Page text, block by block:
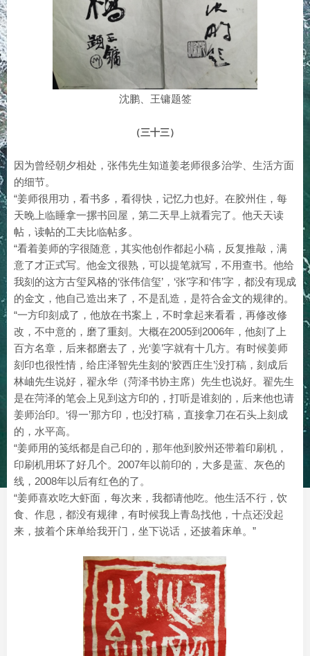
沈鹏、王镛题签
（三十三）
因为曾经朝夕相处，张伟先生知道姜老师很多治学、生活方面
的细节。
“姜师很用功，看书多，看得快，记忆力也好。在胶州住，每
天晚上临睡拿一摞书回屋，第二天早上就看完了。他天天读
帖，读帖的工夫比临帖多。
“看着姜师的字很随意，其实他创作都起小稿，反复推敲，满
意了才正式写。他金文很熟，可以提笔就写，不用查书。他给
我刻的这方古玺风格的‘张伟信玺’，‘张’字和‘伟’字，都没有现成
的金文，他自己造出来了，不是乱造，是符合金文的规律的。
“一方印刻成了，他放在书案上，不时拿起来看看，再修改修
改，不中意的，磨了重刻。大概在2005到2006年，他刻了上
百方名章，后来都磨去了，光‘姜’字就有十几方。有时候姜师
刻印也很性情，给庄泽智先生刻的‘胶西庄生’没打稿，刻成后
林岫先生说好，翟永华（菏泽书协主席）先生也说好。翟先生
是在菏泽的笔会上见到这方印的，打听是谁刻的，后来他也请
姜师治印。‘得一’那方印，也没打稿，直接拿刀在石头上刻成
的，水平高。
“姜师用的笺纸都是自己印的，那年他到胶州还带着印刷机，
印刷机用坏了好几个。2007年以前印的，大多是蓝、灰色的
线，2008年以后有红色的了。
“姜师喜欢吃大虾面，每次来，我都请他吃。他生活不行，饮
食、作息，都没有规律，有时候我上青岛找他，十点还没起
来，披着个床单给我开门，坐下说话，还披着床单。”